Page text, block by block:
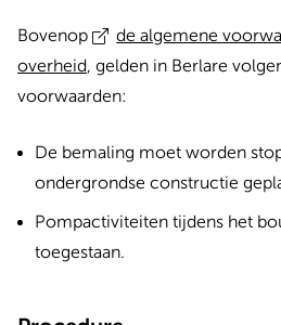
Bovenop
de algemene
overheid, gelden in Berlare
voorwaarden:
De bemaling moet worden
ondergrondse constructie
Pompactiviteiten tijdens het
toegestaan.